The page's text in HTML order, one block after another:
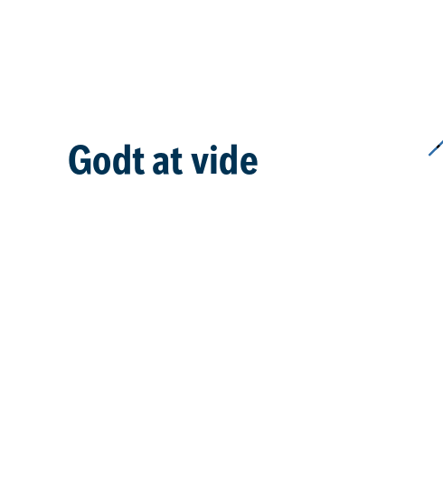
Godt at vide